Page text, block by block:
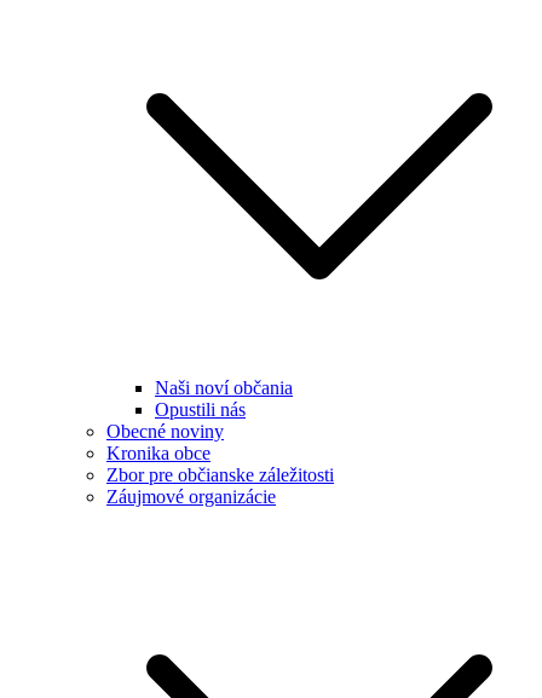
Naši noví občania
Opustili nás
Obecné noviny
Kronika obce
Zbor pre občianske záležitosti
Záujmové organizácie